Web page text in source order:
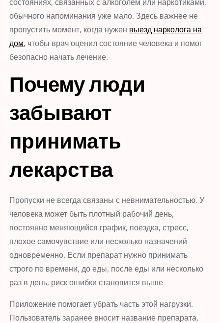
обычного напоминания уже мало. Здесь важнее не
пропустить момент, когда нужен выезд нарколога на
дом, чтобы врач оценил состояние человека и помог
безопасно начать лечение.
Почему люди
забывают
принимать
лекарства
Пропуски не всегда связаны с невнимательностью. У
человека может быть плотный рабочий день,
постоянно меняющийся график, поездка, стресс,
плохое самочувствие или несколько назначений
одновременно. Если препарат нужно принимать
строго по времени, до еды, после еды или несколько
раз в день, риск ошибки становится выше.
Приложение помогает убрать часть этой нагрузки.
Пользователь заранее вносит название препарата,